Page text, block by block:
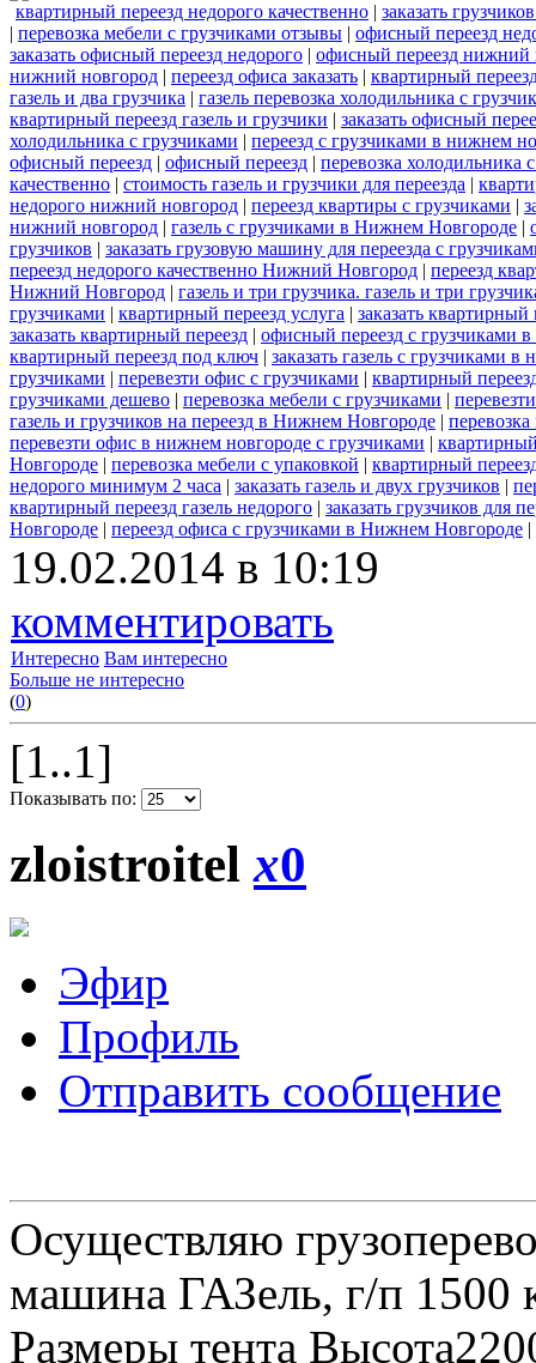
квартирный переезд недорого качественно | заказать
| перевозка мебели с грузчиками отзывы | офисный переезд
заказать офисный переезд недорого | офисный переезд нижний
нижний новгород | переезд офиса заказать | квартирный
газель и два грузчика | газель перевозка холодильника с
квартирный переезд газель и грузчики | заказать офисный
холодильника с грузчиками | переезд с грузчиками в нижнем
офисный переезд | офисный переезд | перевозка
качественно | стоимость газель и грузчики для переезда |
недорого нижний новгород | переезд квартиры с грузчиками |
нижний новгород | газель с грузчиками в Нижнем Новгороде |
грузчиков | заказать грузовую машину для переезда с
переезд недорого качественно Нижний Новгород | переезд
Нижний Новгород | газель и три грузчика. газель и три
грузчиками | квартирный переезд услуга | заказать
заказать квартирный переезд | офисный переезд с грузчиками
квартирный переезд под ключ | заказать газель с грузчиками
грузчиками | перевезти офис с грузчиками | квартирный
грузчиками дешево | перевозка мебели с грузчиками |
газель и грузчиков на переезд в Нижнем Новгороде |
перевезти офис в нижнем новгороде с грузчиками |
Новгороде | перевозка мебели с упаковкой | квартирный
недорого минимум 2 часа | заказать газель и двух грузчиков |
квартирный переезд газель недорого | заказать грузчиков для
Новгороде | переезд офиса с грузчиками в Нижнем Новгороде |
19.02.2014 в 10:19
комментировать
Интересно Вам интересно
Больше не интересно
(0)
[1..1]
Показывать по:
zloistroitelx0
Эфир
Профиль
Отправить сообщение
Осуществляю
машина ГАЗель, г/п 1500
Размеры тента